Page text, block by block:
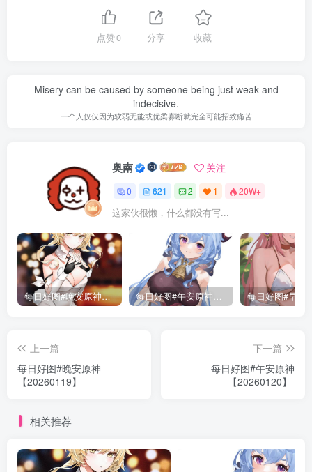
点赞0 分享 收藏
Misery can be caused by someone being just weak and
indecisive.
一个人仅仅因为软弱无能或优柔寡断就完全可能招致痛苦
奥南 关注
0 621 2 1 20W+
这家伙很懒，什么都没有写...
每日好图#晚安原神【221015】 每日好图#午安原神【221014】
上一篇
每日好图#晚安原神
【20260119】
下一篇
每日好图#午安原神
【20260120】
相关推荐